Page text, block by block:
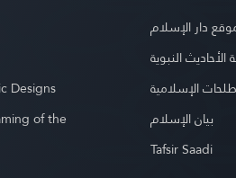
Designs
of the
دار الإسلام
النبوية
الإسلامية
بيان الإسلام
Tafsir Saadi